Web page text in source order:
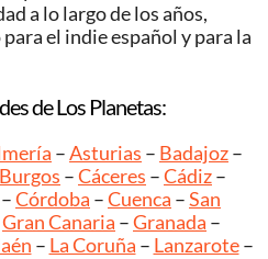
a lo largo de los años,
el indie español y para la
de Los Planetas:
–Asturias – Badajoz–
Burgos –Cáceres –Cádiz–
–Córdoba –Cuenca –San
Gran Canaria –Granada –
– La Coruña – Lanzarote–